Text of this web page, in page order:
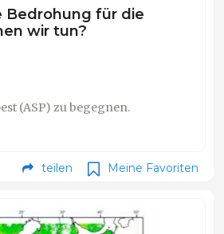
Bedrohung für die
wir tun?
(ASP) zu begegnen.
teilen Meine Favoriten